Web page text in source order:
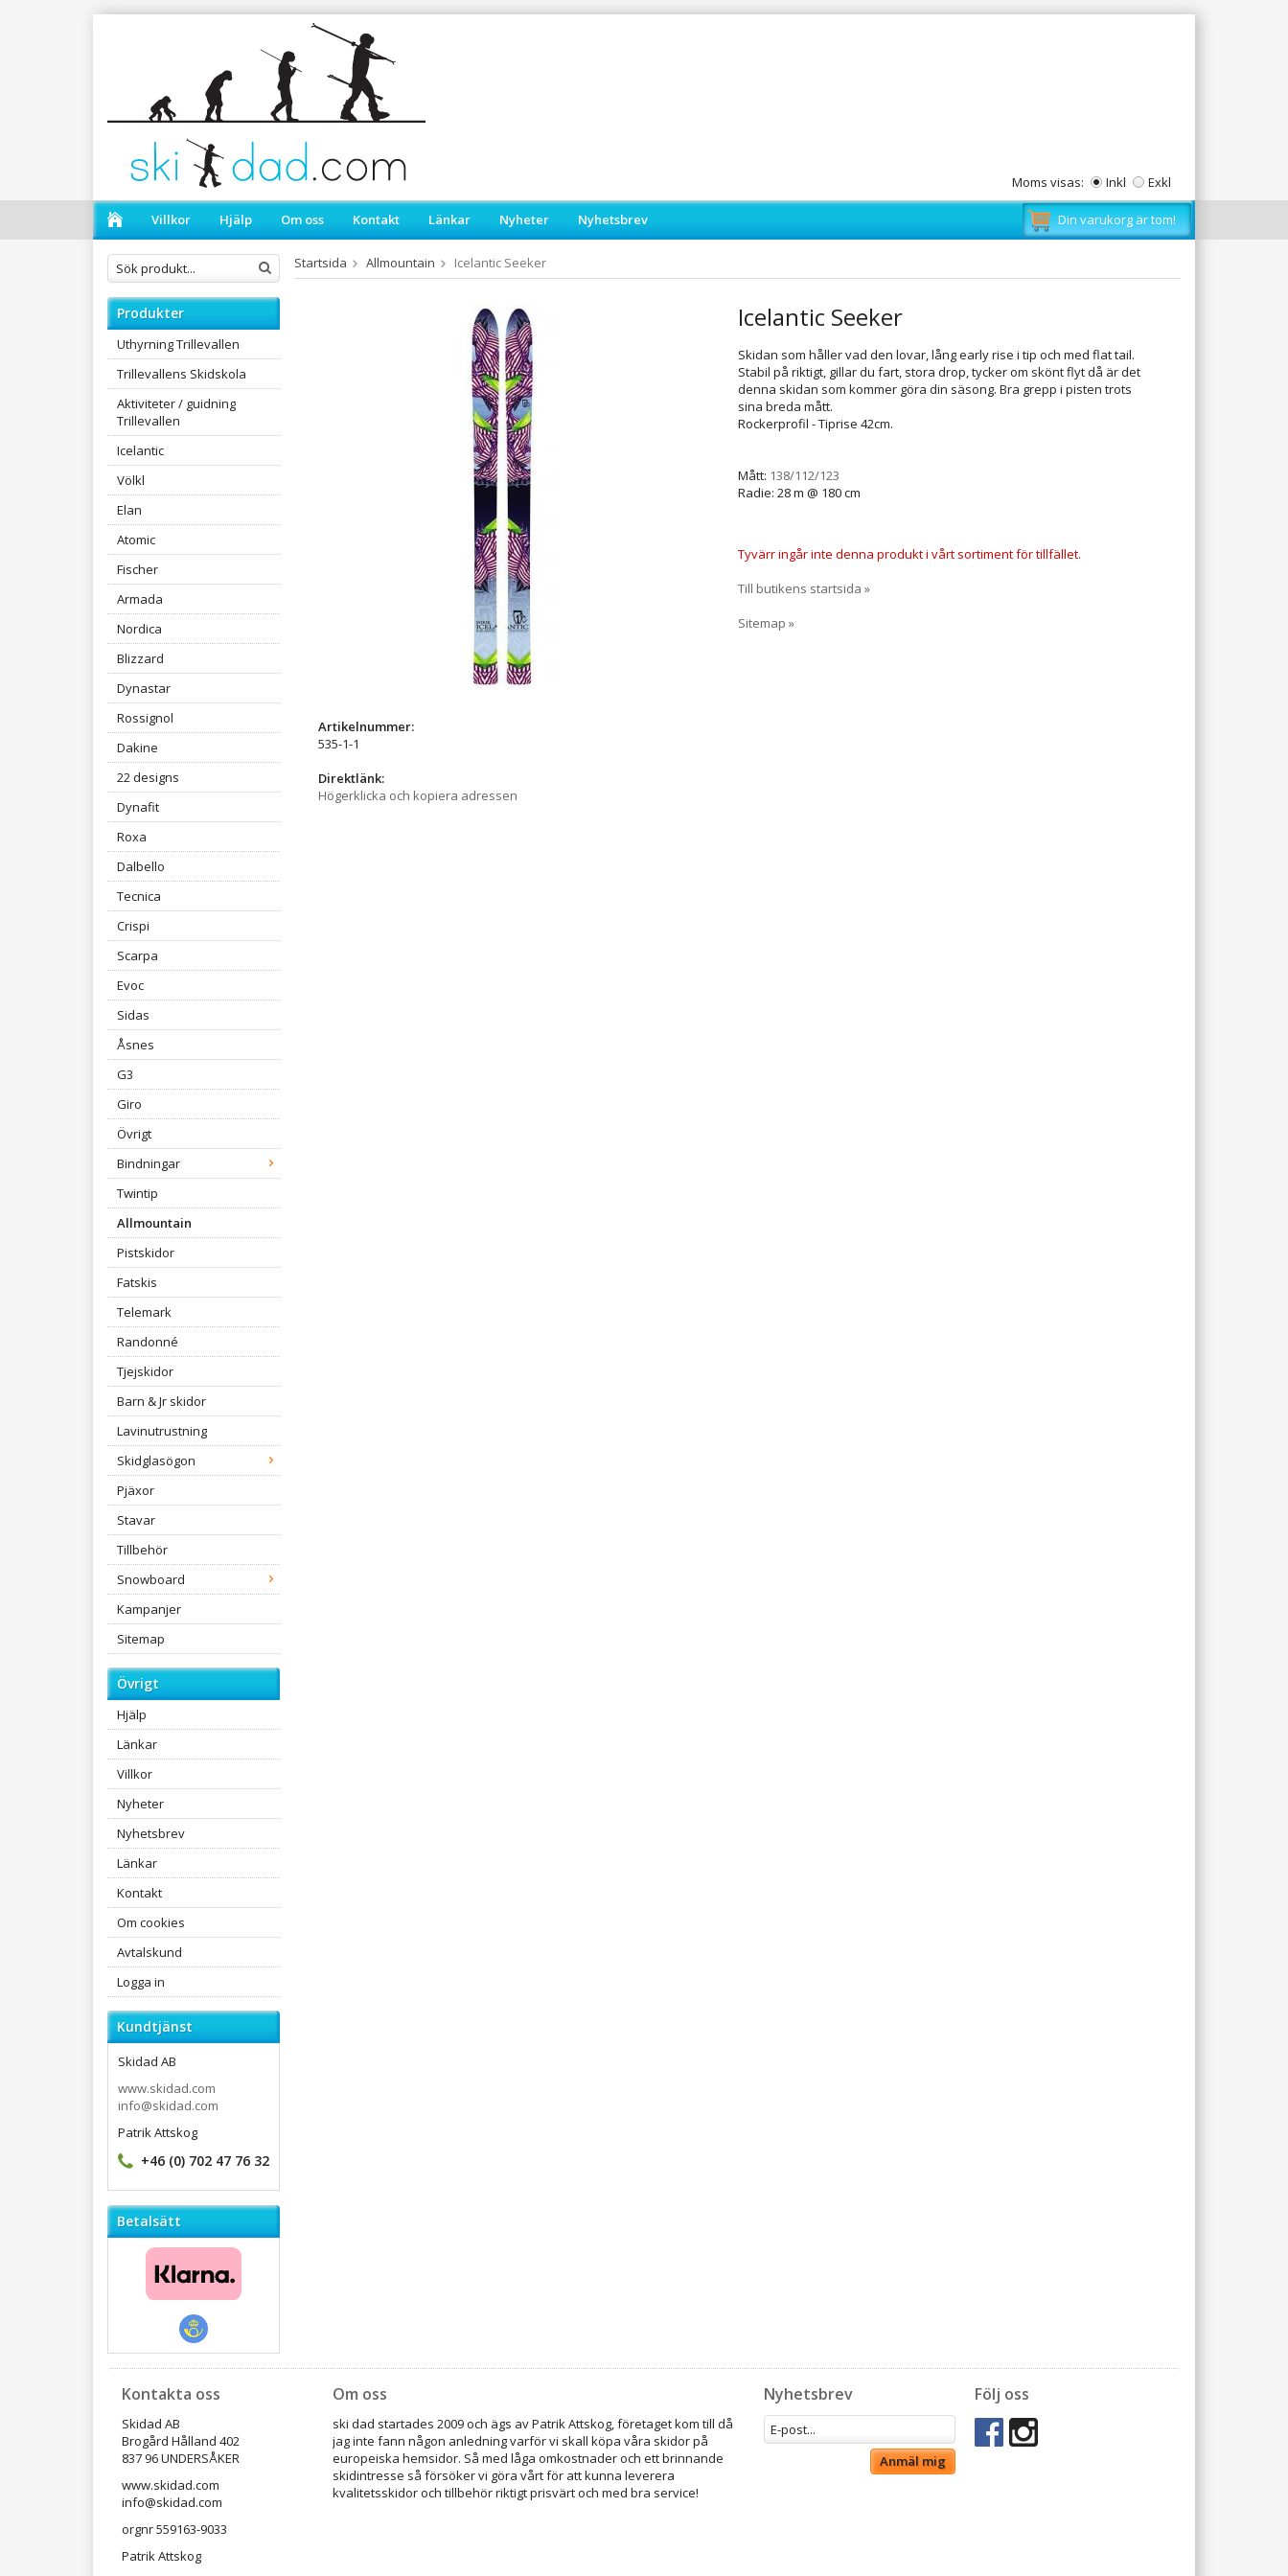
Moms visas: Inkl Exkl
Villkor Hjälp Om oss Kontakt Länkar Nyheter Nyhetsbrev Din varukorg är tom!
Produkter
Uthyrning Trillevallen
Trillevallens Skidskola
Aktiviteter / guidning
Trillevallen
Icelantic
Völkl
Elan
Atomic
Fischer
Armada
Nordica
Blizzard
Dynastar
Rossignol
Dakine
22 designs
Dynafit
Roxa
Dalbello
Tecnica
Crispi
Scarpa
Evoc
Sidas
Åsnes
G3
Giro
Övrigt
Bindningar
Twintip
Allmountain
Pistskidor
Fatskis
Telemark
Randonné
Tjejskidor
Barn & Jr skidor
Lavinutrustning
Skidglasögon
Pjäxor
Stavar
Tillbehör
Snowboard
Kampanjer
Sitemap
Övrigt
Hjälp
Länkar
Villkor
Nyheter
Nyhetsbrev
Länkar
Kontakt
Om cookies
Avtalskund
Logga in
Kundtjänst
Skidad AB
www.skidad.com
info@skidad.com
Patrik Attskog
+46 (0) 702 47 76 32
Betalsätt
Startsida Allmountain Icelantic Seeker
Icelantic Seeker
Skidan som håller vad den lovar, lång early rise i tip och med flat tail.
Stabil på riktigt, gillar du fart, stora drop, tycker om skönt flyt då är det
denna skidan som kommer göra din säsong. Bra grepp i pisten trots
sina breda mått.
Rockerprofil - Tiprise 42cm.
Mått: 138/112/123
Radie: 28 m @ 180 cm
Tyvärr ingår inte denna produkt i vårt sortiment för tillfället.
Till butikens startsida »
Sitemap »
Artikelnummer:
535-1-1
Direktlänk:
Högerklicka och kopiera adressen
Kontakta oss
Skidad AB
Brogård Hålland 402
837 96 UNDERSÅKER
www.skidad.com
info@skidad.com
orgnr 559163-9033
Patrik Attskog
Följ oss
Nyhetsbrev
Anmäl mig
Om oss
ski dad startades 2009 och ägs av Patrik Attskog, företaget kom till då
jag inte fann någon anledning varför vi skall köpa våra skidor på
europeiska hemsidor. Så med låga omkostnader och ett brinnande
skidintresse så försöker vi göra vårt för att kunna leverera
kvalitetsskidor och tillbehör riktigt prisvärt och med bra service!